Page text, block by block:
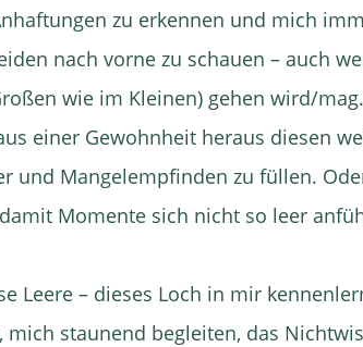
zu erkennen und mich
nach vorne zu schauen – auch
wie im Kleinen) gehen wird/
einer Gewohnheit heraus diesen
und Mangelempfinden zu füllen.
Momente sich nicht so leer
Leere – dieses Loch in mir
staunend begleiten, das